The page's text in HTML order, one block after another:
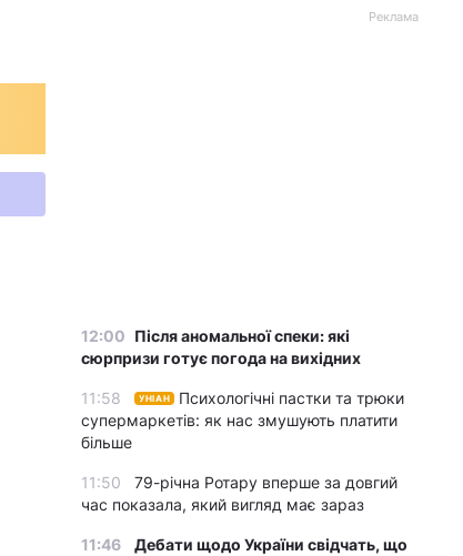
Реклама
12:00 Після аномальної спеки: які
сюрпризи готує погода на вихідних
11:58 УНІАН
Психологічні пастки та трюки
супермаркетів: як нас змушують платити
більше
11:50
79-річна Ротару вперше за довгий
час показала, який вигляд має зараз
11:46
Дебати щодо України свідчать, що